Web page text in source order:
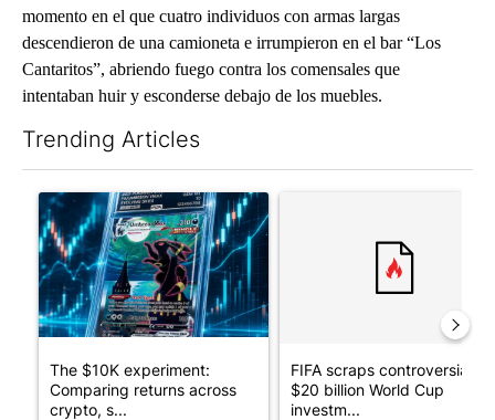
momento en el que cuatro individuos con armas largas
descendieron de una camioneta e irrumpieron en el bar “Los
Cantaritos”, abriendo fuego contra los comensales que
intentaban huir y esconderse debajo de los muebles.
Trending Articles
A trending article titled "The $10K experiment: Comparing
The $10K experiment:
Comparing returns across
crypto, s...
FIFA scraps controversial
$20 billion World Cup
investm...